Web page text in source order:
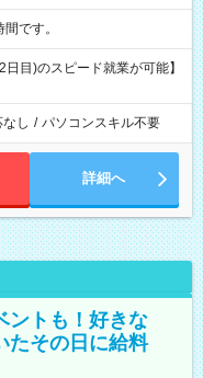
時間です。
目)のスピード就業が可能】
し / パソコンスキル不要
詳細へ
ントも！好きな
たその日に給料